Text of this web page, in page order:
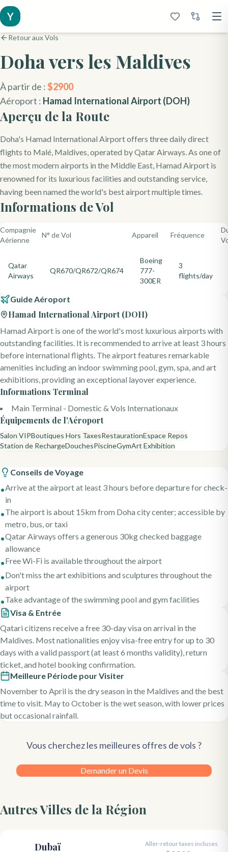
Y
Retour aux Vols
Dohavers les Maldives
À partir de :$2900
Aéroport : Hamad International Airport (DOH)
Aperçu de la Route
Doha's Hamad International Airport offers three daily direct
flights to Malé, Maldives, operated by Qatar Airways. As one of
the most modern airports in the Middle East, Hamad Airport is
renowned for its luxurious facilities and outstanding service,
having been named the world's best airport multiple times.
Informations de Vol
Compagnie
Aérienne
N° de Vol Appareil Fréquence
Qatar
Airways
QR670/QR672/QR674
Boeing
777-
300ER
3
flights/day
Guide Aéroport
Hamad International Airport(DOH)
Hamad Airport is one of the world's most luxurious airports with
outstanding facilities. It is recommended to arrive at least 3 hours
before international flights. The airport features remarkable
amenities including an indoor swimming pool, gym, spa, and art
exhibitions, providing an exceptional layover experience.
Informations Terminal
Main Terminal - Domestic & Vols Internationaux
Équipements de l'Aéroport
Salon VIPBoutiques Hors TaxesRestaurationEspace Repos
Station de RechargeDouchesPiscineGymArt Exhibition
Conseils de Voyage
•Arrive at the airport at least 3 hours before departure for check-
in
•The airport is about 15km from Doha city center; accessible by
metro, bus, or taxi
•Qatar Airways offers a generous 30kg checked baggage
allowance
•Free Wi-Fi is available throughout the airport
•Don't miss the art exhibitions and sculptures throughout the
airport
•Take advantage of the swimming pool and gym facilities
Visa & Entrée
Qatari citizens receive a free 30-day visa on arrival in the
Maldives. Most nationalities enjoy visa-free entry for up to 30
days with a valid passport (at least 6 months validity), return
ticket, and hotel booking confirmation.
Meilleure Période pour Visiter
November to April is the dry season in the Maldives and the best
time to visit. May to October is the wet season, with lower prices
but occasional rainfall.
Vous cherchez les meilleures offres de vols ?
Demander un Devis
Autres Villes de la Région
Dubaï Aller-retour taxes incluses